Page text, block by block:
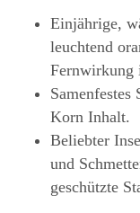
Einjährige,
leuchtend
Fernwirkung
Samenfestes
Korn Inhalt.
Beliebter
und
geschützte